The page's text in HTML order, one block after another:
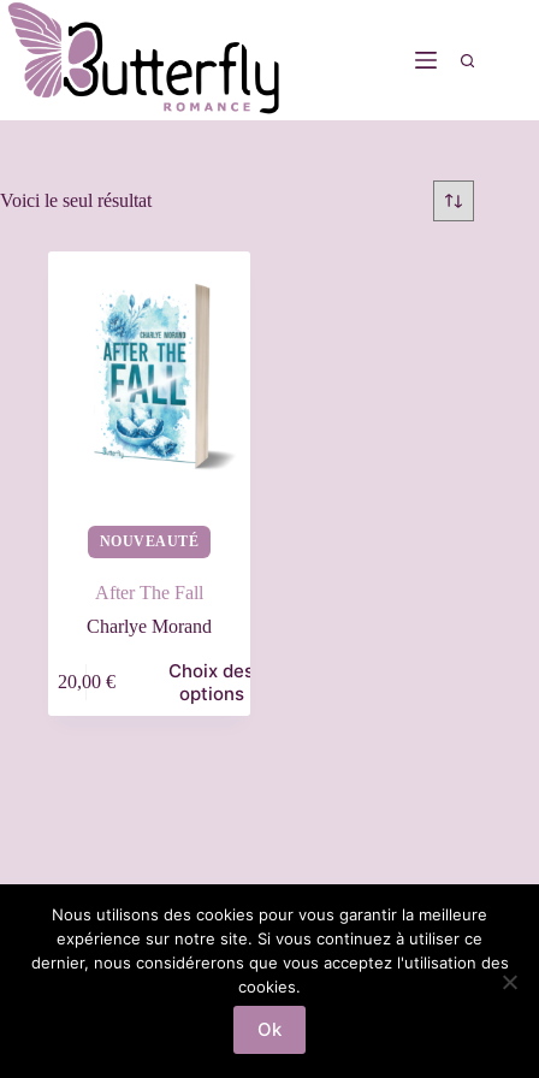
Voici le seul résultat
NOUVEAUTÉ
After The Fall
Charlye Morand
20,00 €
Choix des
options
Information a propos des cookies Mentions Legales
Nous utilisons des cookies pour vous garantir la meilleure
expérience sur notre site. Si vous continuez à utiliser ce
dernier, nous considérerons que vous acceptez l'utilisation des
cookies.
Ok